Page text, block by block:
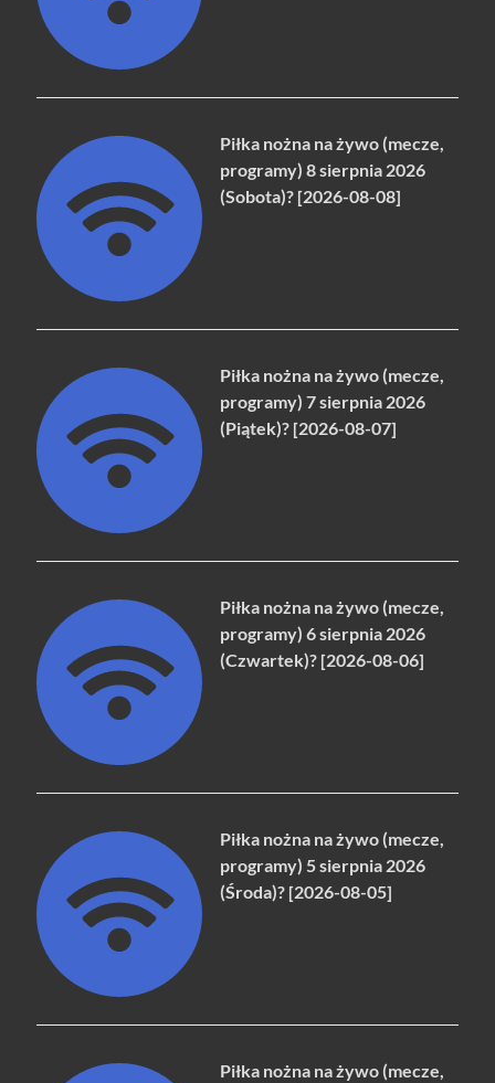
Piłka nożna na żywo (mecze,
programy) 8 sierpnia 2026
(Sobota)? [2026-08-08]
Piłka nożna na żywo (mecze,
programy) 7 sierpnia 2026
(Piątek)? [2026-08-07]
Piłka nożna na żywo (mecze,
programy) 6 sierpnia 2026
(Czwartek)? [2026-08-06]
Piłka nożna na żywo (mecze,
programy) 5 sierpnia 2026
(Środa)? [2026-08-05]
Piłka nożna na żywo (mecze,